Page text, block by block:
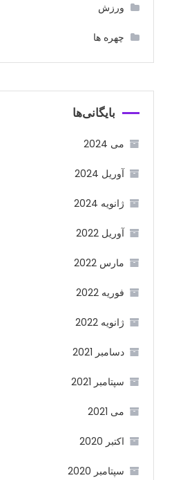
ورزش
چهره ها
بایگانی‌ها
می 2024
آوریل 2024
ژانویه 2024
آوریل 2022
مارس 2022
فوریه 2022
ژانویه 2022
دسامبر 2021
سپتامبر 2021
می 2021
اکتبر 2020
سپتامبر 2020